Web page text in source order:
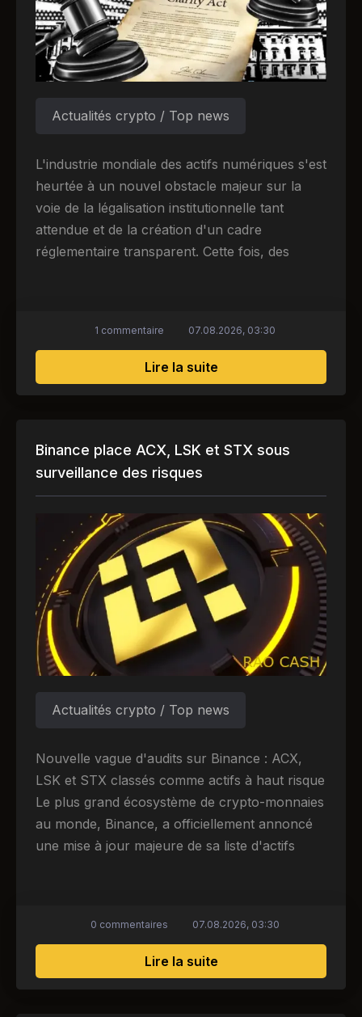
Actualités crypto / Top news
L'industrie mondiale des actifs numériques s'est
heurtée à un nouvel obstacle majeur sur la
voie de la légalisation institutionnelle tant
attendue et de la création d'un cadre
réglementaire transparent. Cette fois, des
Lire la suitesur L'adoption de la
1 commentaire 07.08.2026, 03:30
Binance place ACX, LSK et STX sous
surveillance des risques
Actualités crypto / Top news
Nouvelle vague d'audits sur Binance : ACX,
LSK et STX classés comme actifs à haut risque
Le plus grand écosystème de crypto-monnaies
au monde, Binance, a officiellement annoncé
une mise à jour majeure de sa liste d'actifs
Lire la suitesur Binance place
0 commentaires 07.08.2026, 03:30